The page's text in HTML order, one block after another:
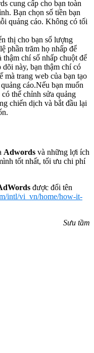
cung cấp cho bạn toàn
Bạn chọn số tiền bạn
quảng cáo. Không có tối
thị cho bạn số lượng
phần trăm họ nhấp để
chí số nhấp chuột để
này, bạn thậm chí có
mà trang web của bạn tạo
cáo.Nếu bạn muốn
thể chỉnh sửa quảng
chiến dịch và bắt đầu lại
Adwords và những lợi ích
tốt nhất, tối ưu chi phí
được đổi tên
intl/vi_vn/home/how-it-
Sưu tầm